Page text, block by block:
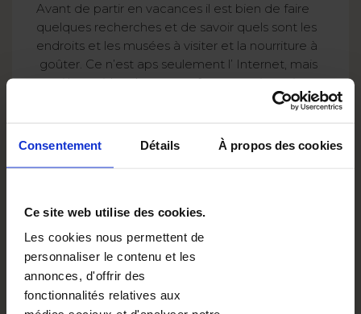
Consentement Détails À propos des cookies
Ce site web utilise des cookies.
Les cookies nous permettent de
personnaliser le contenu et les
annonces, d'offrir des
fonctionnalités relatives aux
Avant de partir en vacances il est bien de faire
quelques recherches et de savoir quels sont les
endroits et les musées à visiter et la nourriture à
goûter. Ce n’est aps seulement l’ Internet, mais
aussi les guides de voyage forme papier qui
peuvent aider et faciliter les recherches. C’est
des gens du pays et savoir par exempe
comment ils se saluent. Cela vous aidera